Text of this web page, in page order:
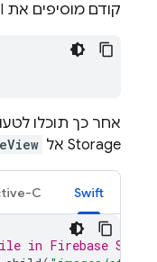
קודם מוסיפים את FirebaseUI ל-
אחר כך תוכלו
Storage אל
Swift
C
in Firebase